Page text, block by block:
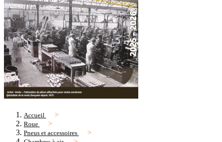
Accueil
Roue
Pneus et accessoires